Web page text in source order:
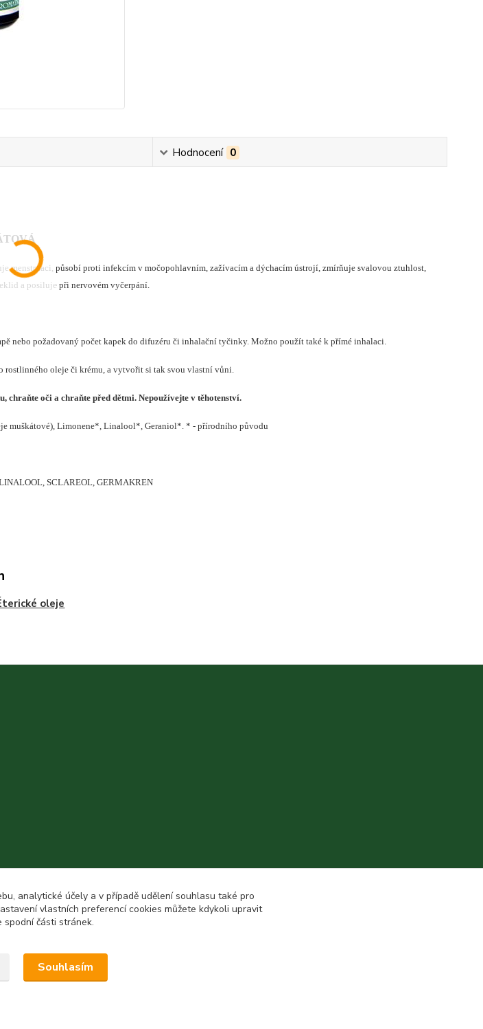
Hodnocení 0
menstruaci, působí proti infekcím v močopohlavním, zažívacím a dýchacím ústrojí, zmírňuje svalovou ztuhlost,
a posiluje při nervovém vyčerpání.
nebo požadovaný počet kapek do difuzéru či inhalační tyčinky. Možno použít také k přímé inhalaci.
rostlinného oleje či krému, a vytvořit si tak svou vlastní vůni.
chraňte oči a chraňte před dětmi. Nepoužívejte v těhotenství.
muškátové), Limonene*, Linalool*, Geraniol*. * - přírodního původu
SCLAREOL, GERMAKREN
oleje
analytické účely a v případě udělení souhlasu také pro
vlastních preferencí cookies můžete kdykoli upravit
spodní části stránek.
Souhlasím